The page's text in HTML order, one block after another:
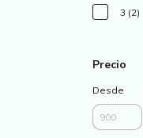
3 (2)
Precio
Desde